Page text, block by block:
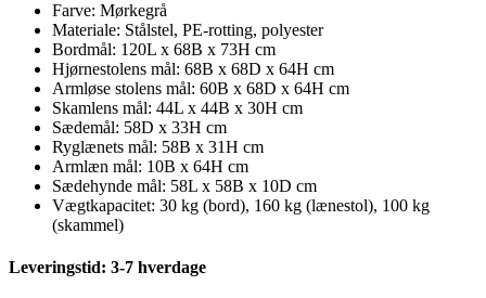
Farve: Mørkegrå
Materiale: Stålstel, PE-rotting, polyester
Bordmål: 120L x 68B x 73H cm
Hjørnestolens mål: 68B x 68D x 64H cm
Armløse stolens mål: 60B x 68D x 64H cm
Skamlens mål: 44L x 44B x 30H cm
Sædemål: 58D x 33H cm
Ryglænets mål: 58B x 31H cm
Armlæn mål: 10B x 64H cm
Sædehynde mål: 58L x 58B x 10D cm
Vægtkapacitet: 30 kg (bord), 160 kg (lænestol), 100 kg
(skammel)
Leveringstid: 3-7 hverdage